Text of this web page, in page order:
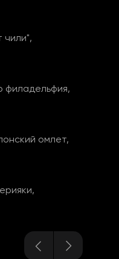
чили",
филадельфия,
омлет,